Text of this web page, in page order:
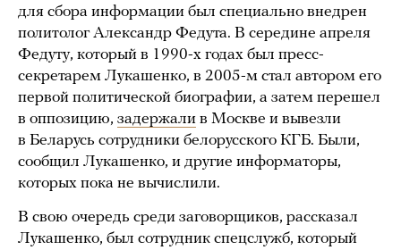
для сбора информации был специально внедрен
политолог Александр Федута. В середине апреля
Федуту, который в 1990-х годах был пресс-
секретарем Лукашенко, в 2005-м стал автором его
первой политической биографии, а затем перешел
в оппозицию, задержали в Москве и вывезли
в Беларусь сотрудники белорусского КГБ. Были,
сообщил Лукашенко, и другие информаторы,
которых пока не вычислили.
В свою очередь среди заговорщиков, рассказал
Лукашенко, был сотрудник спецслужб, который